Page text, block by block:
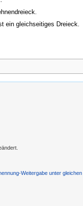
ein gleichseitiges Dreieck.
Weitergabe unter